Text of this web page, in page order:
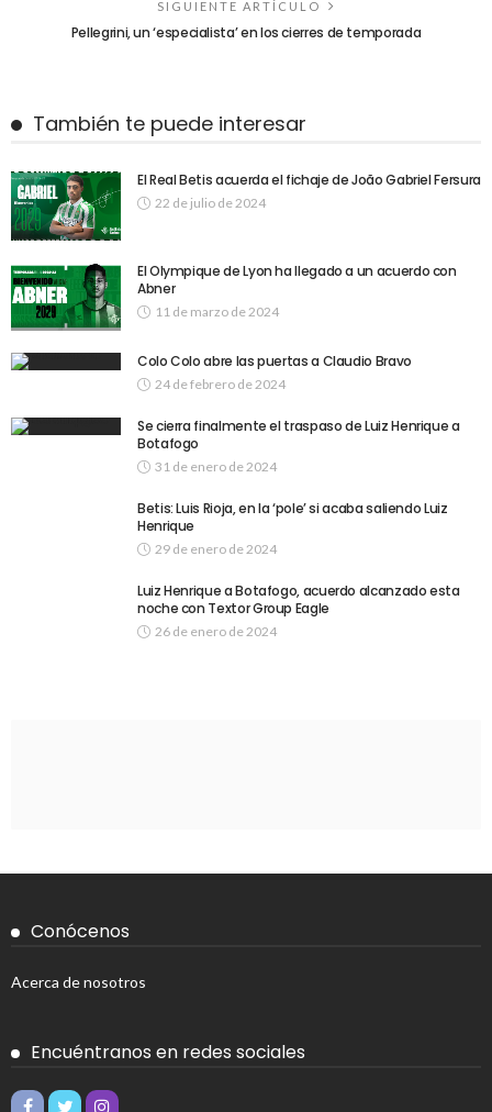
SIGUIENTE ARTÍCULO
Pellegrini, un ‘especialista’ en los cierres de temporada
También te puede interesar
El Real Betis acuerda el fichaje de João Gabriel Fersura
22 de julio de 2024
El Olympique de Lyon ha llegado a un acuerdo con
Abner
11 de marzo de 2024
Colo Colo abre las puertas a Claudio Bravo
24 de febrero de 2024
Se cierra finalmente el traspaso de Luiz Henrique a
Botafogo
31 de enero de 2024
Betis: Luis Rioja, en la ‘pole’ si acaba saliendo Luiz
Henrique
29 de enero de 2024
Luiz Henrique a Botafogo, acuerdo alcanzado esta
noche con Textor Group Eagle
26 de enero de 2024
Conócenos
Acerca de nosotros
Encuéntranos en redes sociales